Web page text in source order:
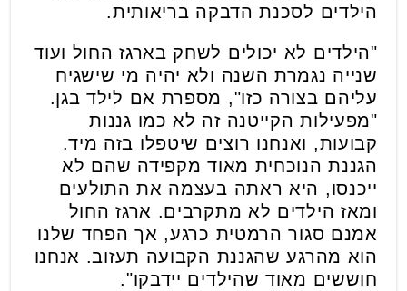
הילדים לסכנת הדבקה בריאותית.
"הילדים לא יכולים לשחק בארגז החול ועוד
שנייה נגמרת השנה ולא יהיה מי שישגיח
עליהם בצורה כזו", מספרת אם לילד בגן.
"מפעילות הקייטנה זה לא כמו גננות
קבועות, ואנחנו רוצים שיטפלו בזה מיד.
הגננת הנוכחית מאוד מקפידה שהם לא
ייכנסו, היא ראתה בעצמה את התולעים
ומאז הילדים לא מתקרבים. ארגז החול
אמנם סגור הרמטית כרגע, אך הפחד שלנו
הוא מהרגע שהגננת הקבועה תעזוב. אנחנו
חוששים מאוד שהילדים יידבקו".